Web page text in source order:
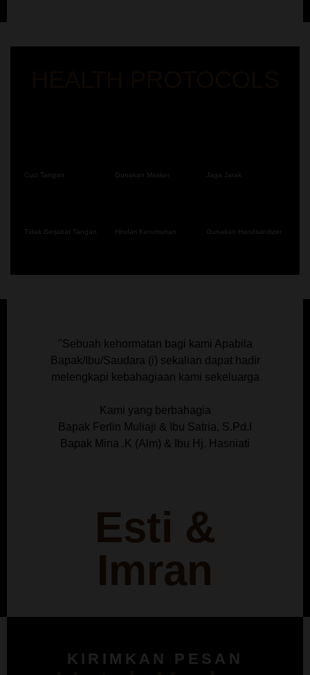
Cuci Tangan Gunakan Masker Jaga Jarak
Tidak Berjabat Tangan Hindari Kerumunan Gunakan Handsanitizer
"Sebuah kehormatan bagi kami Apabila
Bapak/Ibu/Saudara (i) sekalian dapat hadir
melengkapi kebahagiaan kami sekeluarga
Kami yang berbahagia
Bapak Ferlin Muliaji & Ibu Satria, S.Pd.I
Bapak Mina .K (Alm) & Ibu Hj. Hasniati
Esti &
Imran
KIRIMKAN PESAN